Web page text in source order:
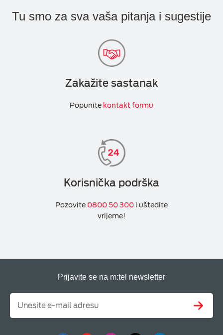
Tu smo za sva vaša pitanja i sugestije
Zakažite sastanak
Popunite kontakt formu
Korisnička podrška
Pozovite 0800 50 300 i uštedite
vrijeme!
Prijavite se na m:tel newsletter